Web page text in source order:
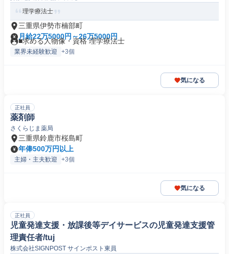
理学療法士
三重県伊勢市楠部町
月給22万5000円～26万5000円
■求める人物像・資格 理学療法士
業界未経験歓迎 +3個
気になる
正社員
薬剤師
さくらじま薬局
三重県鈴鹿市桜島町
年俸500万円以上
主婦・主夫歓迎 +3個
気になる
正社員
児童発達支援・放課後等デイサービスの児童発達支援管
理責任者/tuj
株式会社SIGNPOST サインポスト東員